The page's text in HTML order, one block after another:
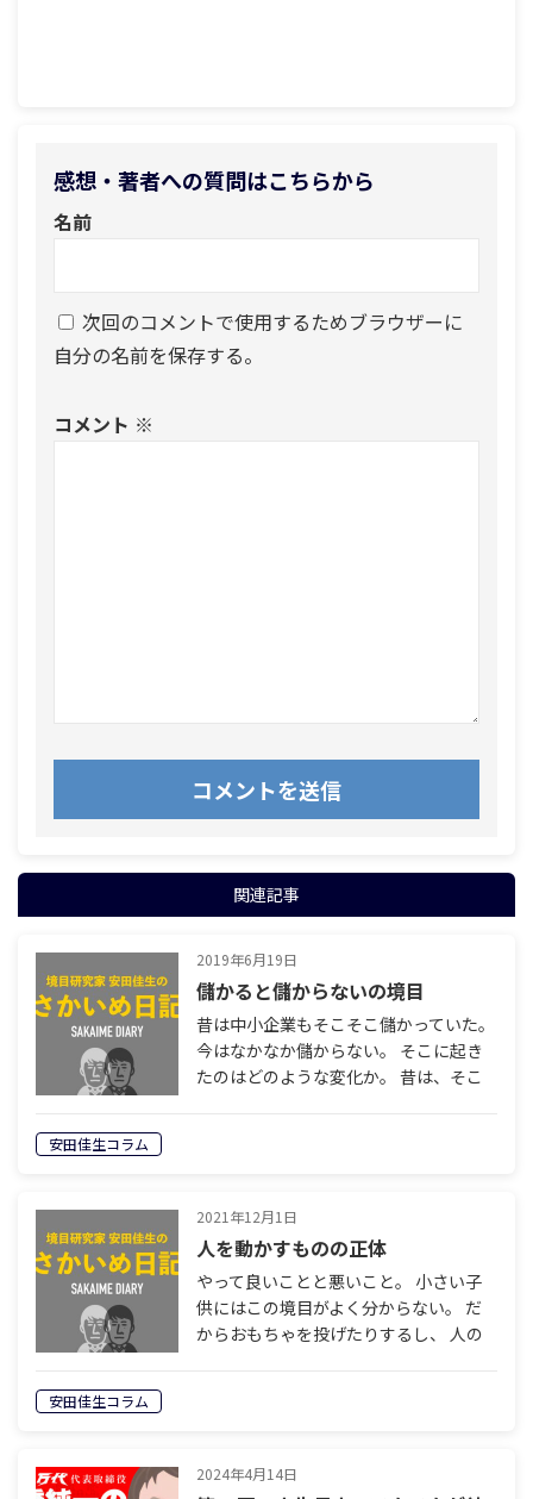
感想・著者への質問はこちらから
名前
次回のコメントで使用するためブラウザーに
自分の名前を保存する。
コメント ※
関連記事
2019年6月19日
儲かると儲からないの境目
昔は中小企業もそこそこ儲かっていた。
今はなかなか儲からない。 そこに起き
たのはどのような変化か。 昔は、そこ
安田佳生コラム
2021年12月1日
人を動かすものの正体
やって良いことと悪いこと。 小さい子
供にはこの境目がよく分からない。 だ
からおもちゃを投げたりするし、 人の
安田佳生コラム
2024年4月14日